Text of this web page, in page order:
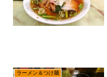
ラーメン＆つけ麺